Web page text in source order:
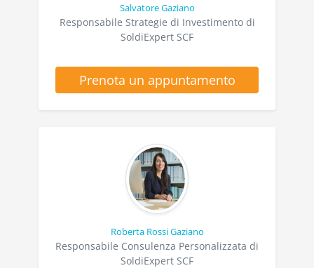
Salvatore Gaziano
Responsabile Strategie di Investimento di
SoldiExpert SCF
Prenota un appuntamento
Roberta Rossi Gaziano
Responsabile Consulenza Personalizzata di
SoldiExpert SCF